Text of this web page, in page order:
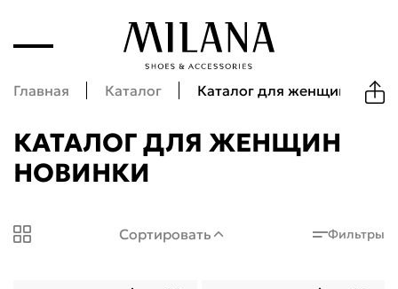
Главная Каталог Каталог для женщин
КАТАЛОГ ДЛЯ ЖЕНЩИН
НОВИНКИ
Сортировать Фильтры